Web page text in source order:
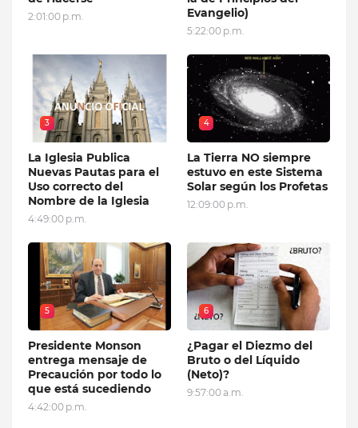
2:01:00 p.m.
Evangelio)
5:22:00 p.m.
3
La Iglesia Publica
Nuevas Pautas para el
Uso correcto del
Nombre de la Iglesia
4:49:00 p.m.
4
La Tierra NO siempre
estuvo en este Sistema
Solar según los Profetas
12:09:00 p.m.
5
Presidente Monson
entrega mensaje de
Precaución por todo lo
que está sucediendo
4:42:00 p.m.
6
¿Pagar el Diezmo del
Bruto o del Líquido
(Neto)?
9:57:00 a.m.